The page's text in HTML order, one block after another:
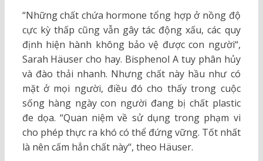
“Những chất chứa hormone tổng hợp ở nồng độ
cực kỳ thấp cũng vẫn gây tác động xấu, các quy
định hiện hành không bảo vệ được con người“,
Sarah Häuser cho hay. Bisphenol A tuy phân hủy
và đào thải nhanh. Nhưng chất này hầu như có
mặt ở mọi người, điều đó cho thấy trong cuộc
sống hàng ngày con người đang bị chất plastic
đe dọa. “Quan niệm về sử dụng trong phạm vi
cho phép thực ra khó có thể đứng vững. Tốt nhất
là nên cấm hẳn chất này“, theo Häuser.